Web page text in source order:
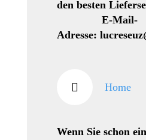
den besten
E-Mail-
Adresse:
Home
Wenn Sie schon